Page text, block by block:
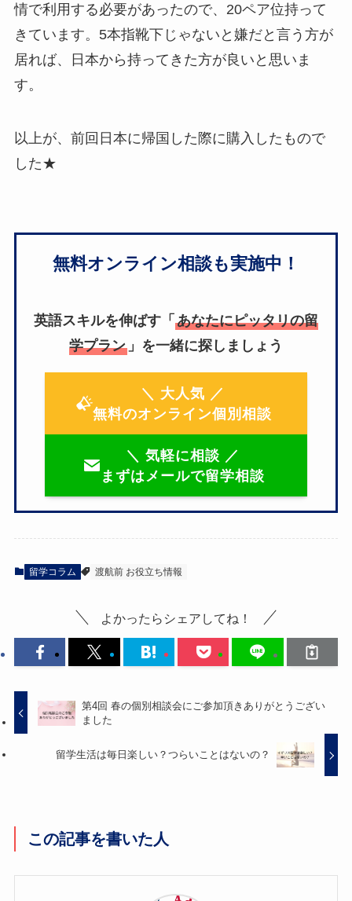
情で利用する必要があったので、20ペア位持って
きています。5本指靴下じゃないと嫌だと言う方が
居れば、日本から持ってきた方が良いと思いま
す。
以上が、前回日本に帰国した際に購入したもので
した★
無料オンライン相談も実施中！
英語スキルを伸ばす「 あなたにピッタリの留
学プラン 」を一緒に探しましょう
＼ 大人気 ／
無料のオンライン個別相談
＼ 気軽に相談 ／
まずはメールで留学相談
留学コラム 渡航前 お役立ち情報
よかったらシェアしてね！
第4回 春の個別相談会にご参加頂きありがとうござい
ました
留学生活は毎日楽しい？つらいことはないの？
この記事を書いた人